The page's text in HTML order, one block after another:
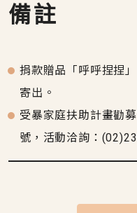
備註
捐款贈品「呼呼捏捏
寄出。
受暴家庭扶助計畫勸
號，活動洽詢：